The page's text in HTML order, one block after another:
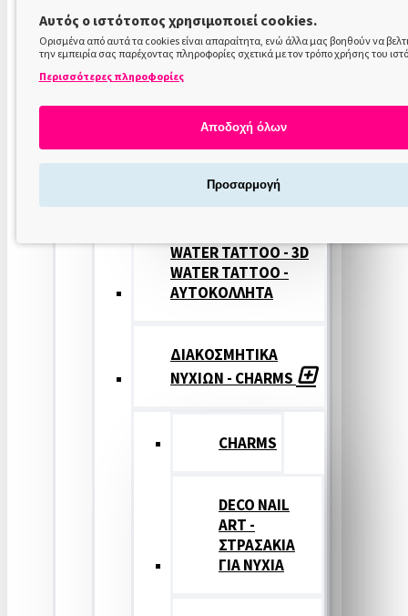
COLOR
ΝΥΧΙΩΝ
ΣΦΡΑΓΙΔΕΣ
ΝΥΧΙΩΝ
WATER TATTOO - 3D
WATER TATTOO -
ΑΥΤΟΚΟΛΛΗΤΑ
ΔΙΑΚΟΣΜΗΤΙΚΑ
ΝΥΧΙΩΝ - CHARMS
CHARMS
DECO NAIL
ART -
ΣΤΡΑΣΑΚΙΑ
ΓΙΑ ΝΥΧΙΑ
Αυτός ο ιστότοπος χρησιμοποιεί cookies.
Ορισμένα από αυτά τα cookies είναι απαραίτητα, ενώ άλλα μας βοηθούν να
την εμπειρία σας παρέχοντας πληροφορίες σχετικά με τον τρόπο χρήσης του
Περισσότερες πληροφορίες
Αποδοχή όλων
Προσαρμογή